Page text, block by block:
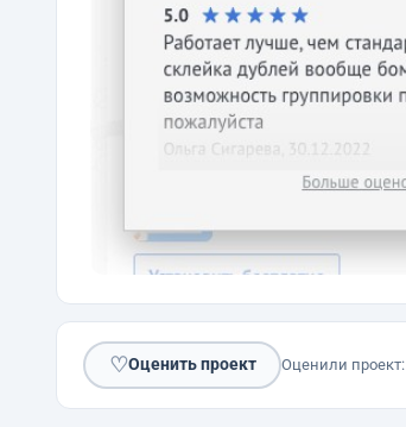
♡Оценить проект Оценили проект: